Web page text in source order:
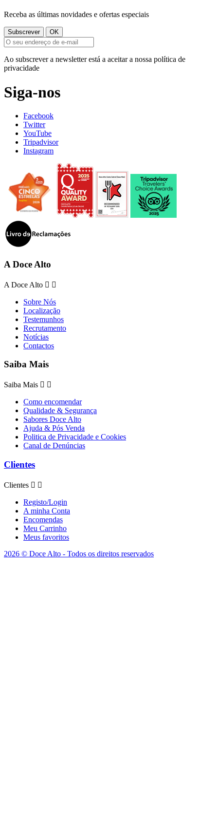
Receba as últimas novidades e ofertas especiais
Ao subscrever a newsletter está a aceitar a nossa política de
privacidade
Siga-nos
Facebook
Twitter
YouTube
Tripadvisor
Instagram
A Doce Alto
A Doce Alto  
Sobre Nós
Localização
Testemunhos
Recrutamento
Notícias
Contactos
Saiba Mais
Saiba Mais  
Como encomendar
Qualidade & Segurança
Sabores Doce Alto
Ajuda & Pós Venda
Politica de Privacidade e Cookies
Canal de Denúncias
Clientes
Clientes  
Registo/Login
A minha Conta
Encomendas
Meu Carrinho
Meus favoritos
2026 © Doce Alto - Todos os direitos reservados